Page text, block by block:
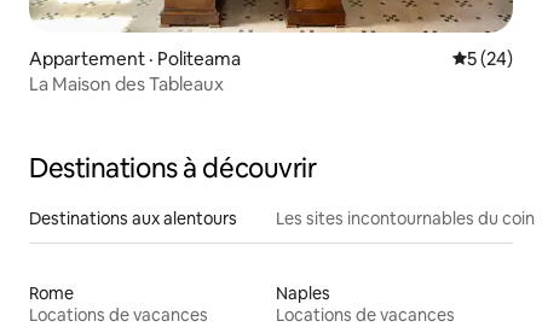
Appartement · Politeama Note
5 (24)
La Maison des Tableaux
Destinations à découvrir
Destinations aux alentours Les sites incontournables du coin
Rome
Locations de vacances
Naples
Locations de vacances